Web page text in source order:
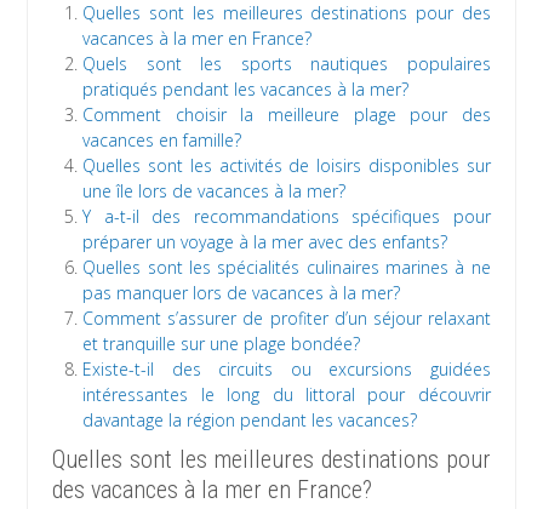
Quelles sont les meilleures destinations pour des
vacances à la mer en France?
Quels sont les sports nautiques populaires
pratiqués pendant les vacances à la mer?
Comment choisir la meilleure plage pour des
vacances en famille?
Quelles sont les activités de loisirs disponibles sur
une île lors de vacances à la mer?
Y a-t-il des recommandations spécifiques pour
préparer un voyage à la mer avec des enfants?
Quelles sont les spécialités culinaires marines à ne
pas manquer lors de vacances à la mer?
Comment s’assurer de profiter d’un séjour relaxant
et tranquille sur une plage bondée?
Existe-t-il des circuits ou excursions guidées
intéressantes le long du littoral pour découvrir
davantage la région pendant les vacances?
Quelles sont les meilleures destinations pour
des vacances à la mer en France?